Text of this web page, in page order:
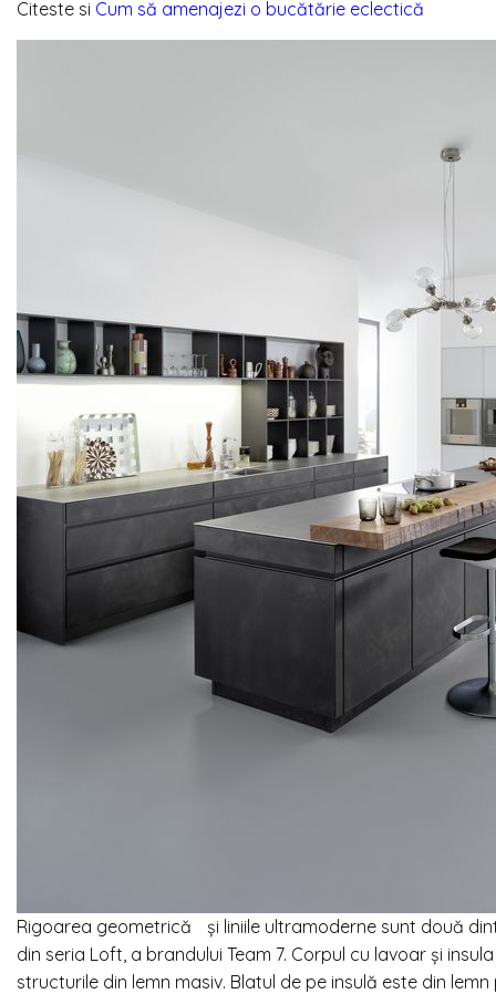
Citeste si Cum să amenajezi o bucătărie eclectică
Rigoarea geometrică și liniile ultramoderne sunt două
din seria Loft, a brandului Team 7. Corpul cu lavoar și
structurile din lemn masiv. Blatul de pe insulă este din